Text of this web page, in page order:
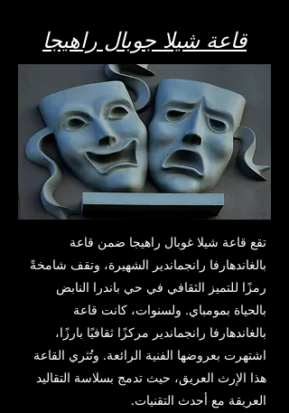
قاعة شيلا جوبال راهيجا
تقع قاعة شيلا غوبال راهيجا ضمن قاعة
بالغاندهارفا رانجماندير الشهيرة، وتقف شامخةً
رمزًا للتميز الثقافي في حي باندرا النابض
بالحياة بمومباي. ولسنوات، كانت قاعة
بالغاندهارفا رانجماندير مركزًا ثقافيًا بارزًا،
اشتهرت بعروضها الفنية الرائعة. وتُثري القاعة
هذا الإرث العريق، حيث تدمج بسلاسة التقاليد
العريقة مع أحدث التقنيات.